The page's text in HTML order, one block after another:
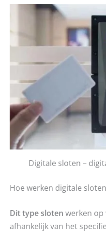
Digitale sloten –
Hoe werken digitale
Dit type sloten werken
afhankelijk van het